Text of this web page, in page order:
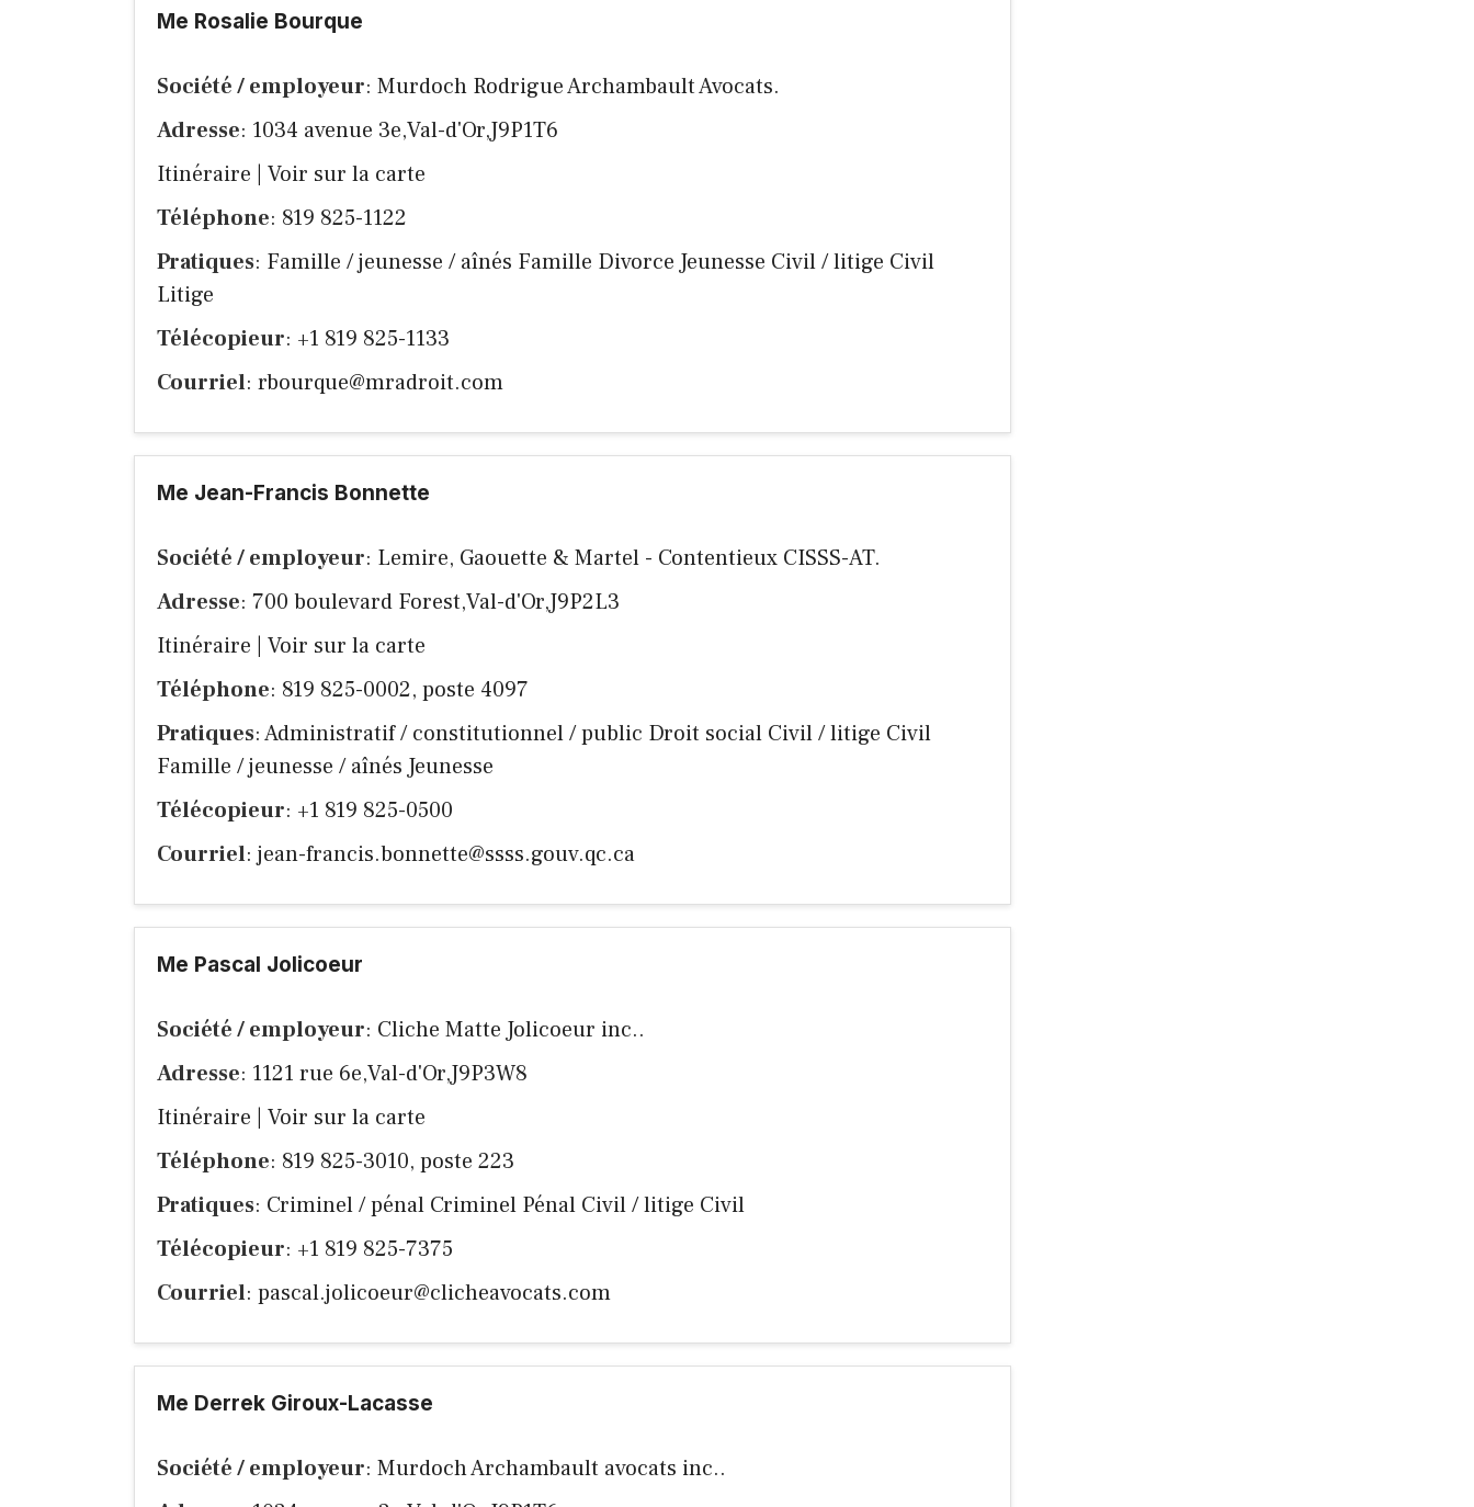
Me Rosalie Bourque
Société / employeur: Murdoch Rodrigue Archambault Avocats.
Adresse: 1034 avenue 3e,Val-d'Or,J9P1T6
Itinéraire
Voir sur la carte
Téléphone: 819 825-1122
Pratiques: Famille / jeunesse / aînés Famille Divorce Jeunesse Civil / litige Civil
Litige
Télécopieur: +1 819 825-1133
Courriel: rbourque@mradroit.com
Me Jean-Francis Bonnette
Société / employeur: Lemire, Gaouette & Martel - Contentieux CISSS-AT.
Adresse: 700 boulevard Forest,Val-d'Or,J9P2L3
Itinéraire
Voir sur la carte
Téléphone: 819 825-0002, poste 4097
Pratiques: Administratif / constitutionnel / public Droit social Civil / litige Civil
Famille / jeunesse / aînés Jeunesse
Télécopieur: +1 819 825-0500
Courriel:jean-francis.bonnette@ssss.gouv.qc.ca
Me Pascal Jolicoeur
Société / employeur: Cliche Matte Jolicoeur inc..
Adresse: 1121 rue 6e,Val-d'Or,J9P3W8
Itinéraire
Voir sur la carte
Téléphone: 819 825-3010, poste 223
Pratiques: Criminel / pénal Criminel Pénal Civil / litige Civil
Télécopieur: +1 819 825-7375
Courriel: pascal.jolicoeur@clicheavocats.com
Me Derrek Giroux-Lacasse
Société / employeur: Murdoch Archambault avocats inc..